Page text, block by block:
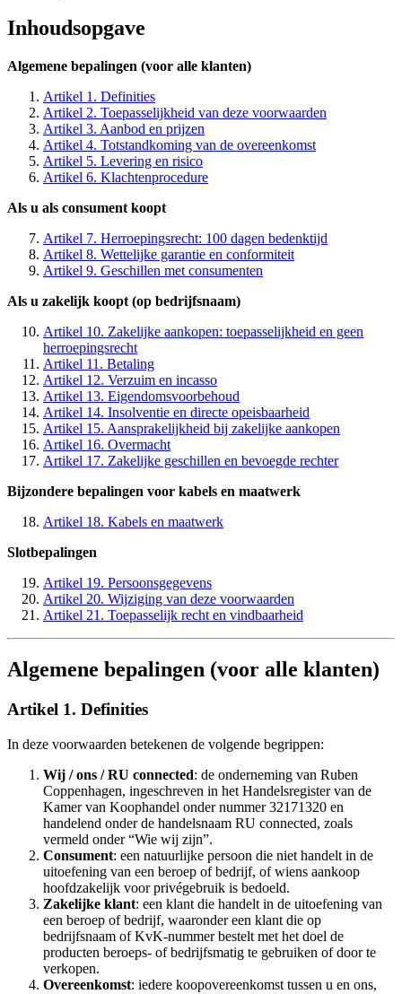
Inhoudsopgave
Algemene bepalingen (voor alle klanten)
Artikel 1. Definities
Artikel 2. Toepasselijkheid van deze voorwaarden
Artikel 3. Aanbod en prijzen
Artikel 4. Totstandkoming van de overeenkomst
Artikel 5. Levering en risico
Artikel 6. Klachtenprocedure
Als u als consument koopt
Artikel 7. Herroepingsrecht: 100 dagen bedenktijd
Artikel 8. Wettelijke garantie en conformiteit
Artikel 9. Geschillen met consumenten
Als u zakelijk koopt (op bedrijfsnaam)
Artikel 10. Zakelijke aankopen: toepasselijkheid en geen
herroepingsrecht
Artikel 11. Betaling
Artikel 12. Verzuim en incasso
Artikel 13. Eigendomsvoorbehoud
Artikel 14. Insolventie en directe opeisbaarheid
Artikel 15. Aansprakelijkheid bij zakelijke aankopen
Artikel 16. Overmacht
Artikel 17. Zakelijke geschillen en bevoegde rechter
Bijzondere bepalingen voor kabels en maatwerk
Artikel 18. Kabels en maatwerk
Slotbepalingen
Artikel 19. Persoonsgegevens
Artikel 20. Wijziging van deze voorwaarden
Artikel 21. Toepasselijk recht en vindbaarheid
Algemene bepalingen (voor alle klanten)
Artikel 1. Definities
In deze voorwaarden betekenen de volgende begrippen:
Wij / ons / RU connected: de onderneming van Ruben
Coppenhagen, ingeschreven in het Handelsregister van de
Kamer van Koophandel onder nummer 32171320 en
handelend onder de handelsnaam RU connected, zoals
vermeld onder “Wie wij zijn”.
Consument: een natuurlijke persoon die niet handelt in de
uitoefening van een beroep of bedrijf, of wiens aankoop
hoofdzakelijk voor privégebruik is bedoeld.
Zakelijke klant: een klant die handelt in de uitoefening van
een beroep of bedrijf, waaronder een klant die op
bedrijfsnaam of KvK-nummer bestelt met het doel de
producten beroeps- of bedrijfsmatig te gebruiken of door te
verkopen.
Overeenkomst: iedere koopovereenkomst tussen u en ons,